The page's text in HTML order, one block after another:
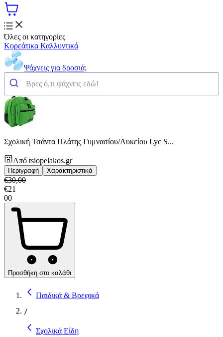
Όλες οι κατηγορίες
Κορεάτικα Καλλυντικά
Ψάχνεις για δροσιά;
Σχολική Τσάντα Πλάτης Γυμνασίου/Λυκείου Lyc S...
Από tsiopelakos.gr
Περιγραφή Χαρακτηριστικά
€30,00
€21
00
Προσθήκη στο καλάθι
Παιδικά & Βρεφικά
/
Σχολικά Είδη